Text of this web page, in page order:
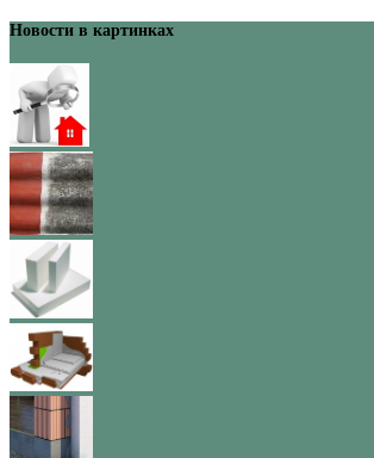
Новости в картинках